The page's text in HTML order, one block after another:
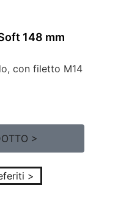
148 mm
con filetto M14
>
>